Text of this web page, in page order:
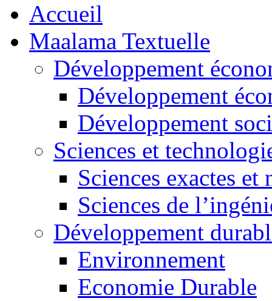
Accueil
Maalama Textuelle
Développement
Développement
Développement
Sciences et
Sciences exactes et
Sciences de
Développement
Environnement
Economie Durable